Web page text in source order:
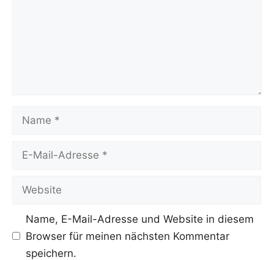
Name
Adresse
Website
Name, E-Mail-Adresse und Website in diesem
Browser für meinen nächsten Kommentar
speichern.